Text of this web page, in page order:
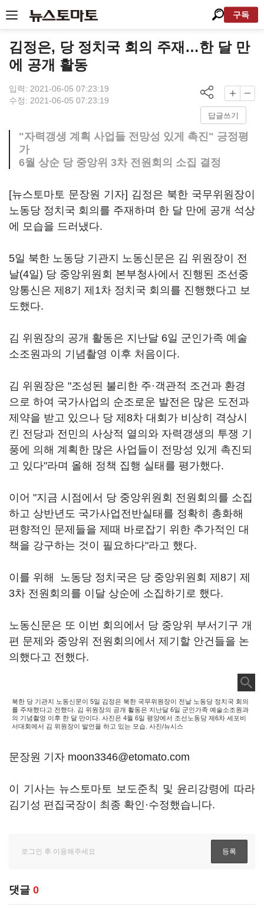
구독
김정은, 당 정치국 회의 주재…한 달 만
에 공개 활동
입력: 2021-06-05 07:23:19
수정: 2021-06-05 07:23:19
답글쓰기
"자력갱생 계획 사업들 전망성 있게 촉진" 긍정평
가
6월 상순 당 중앙위 3차 전원회의 소집 결정
[뉴스토마토 문장원 기자] 김정은 북한 국무위원장이
노동당 정치국 회의를 주재하며 한 달 만에 공개 석상
에 모습을 드러냈다.
5일 북한 노동당 기관지 노동신문은 김 위원장이 전
날(4일) 당 중앙위원회 본부청사에서 진행된 조선중
앙통신은 제8기 제1차 정치국 회의를 진행했다고 보
도했다.
김 위원장의 공개 활동은 지난달 6일 군인가족 예술
소조원과의 기념촬영 이후 처음이다.
김 위원장은 "조성된 불리한 주·객관적 조건과 환경
으로 하여 국가사업의 순조로운 발전은 많은 도전과
제약을 받고 있으나 당 제8차 대회가 비상히 격상시
킨 전당과 전민의 사상적 열의와 자력갱생의 투쟁 기
풍에 의해 계획한 많은 사업들이 전망성 있게 촉진되
고 있다"라며 올해 정책 집행 실태를 평가했다.
이어 "지금 시점에서 당 중앙위원회 전원회의를 소집
하고 상반년도 국가사업전반실태를 정확히 총화해
편향적인 문제들을 제때 바로잡기 위한 추가적인 대
책을 강구하는 것이 필요하다"라고 했다.
이를 위해 노동당 정치국은 당 중앙위원회 제8기 제
3차 전원회의를 이달 상순에 소집하기로 했다.
노동신문은 또 이번 회의에서 당 중앙위 부서기구 개
편 문제와 중앙위 전원회의에서 제기할 안건들을 논
의했다고 전했다.
북한 당 기관지 노동신문이 5일 김정은 북한 국무위원장이 전날 노동당 정치국 회의
를 주재했다고 전했다. 김 위원장의 공개 활동은 지난달 6일 군인가족 예술소조원과
의 기념촬영 이후 한 달 만이다. 사진은 4월 6일 평양에서 조선노동당 제6차 세포비
서대회에서 김 위원장이 발언을 하고 있는 모습. 사진/뉴시스
문장원 기자 moon3346@etomato.com
이 기사는 뉴스토마토 보도준칙 및 윤리강령에 따라
김기성 편집국장이 최종 확인·수정했습니다.
댓글 0